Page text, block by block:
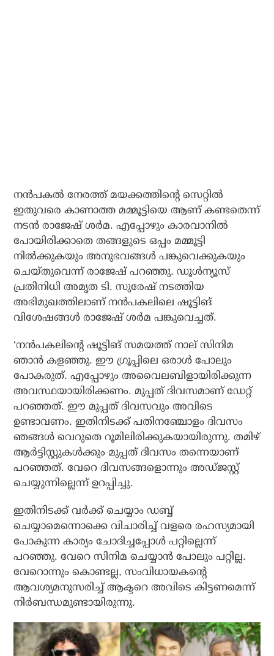
നന്‍പകല്‍ നേരത്ത് മയക്കത്തിന്റെ സെറ്റില്‍
ഇതുവരെ കാണാത്ത മമ്മൂട്ടിയെ ആണ് കണ്ടതെന്ന്
നടന്‍ രാജേഷ് ശര്‍മ. എപ്പോഴും കാരവാനില്‍
പോയിരിക്കാതെ തങ്ങളുടെ ഒപ്പം മമ്മൂട്ടി
നില്‍ക്കുകയും അനുഭവങ്ങള്‍ പങ്കുവെക്കുകയും
ചെയ്തുവെന്ന് രാജേഷ് പറഞ്ഞു. ഡൂള്‍ന്യൂസ്
പ്രതിനിധി അമൃത ടി. സുരേഷ് നടത്തിയ
അഭിമുഖത്തിലാണ് നന്‍പകലിലെ ഷൂട്ടിങ്
വിശേഷങ്ങള്‍ രാജേഷ് ശര്‍മ പങ്കുവെച്ചത്.
‘നന്‍പകലിന്റെ ഷൂട്ടിങ് സമയത്ത് നാല് സിനിമ
ഞാന്‍ കളഞ്ഞു. ഈ ഗ്രൂപ്പിലെ ഒരാള്‍ പോലും
പോകരുത്. എപ്പോഴും അവൈലബിളായിരിക്കുന്ന
അവസ്ഥയായിരിക്കണം. മുപ്പത് ദിവസമാണ് ഡേറ്റ്
പറഞ്ഞത്. ഈ മുപ്പത് ദിവസവും അവിടെ
ഉണ്ടാവണം. ഇതിനിടക്ക് പതിനഞ്ചോളം ദിവസം
ഞങ്ങള്‍ വെറുതെ റൂമിലിരിക്കുകയായിരുന്നു. തമിഴ്
ആര്‍ട്ടിസ്റ്റുകള്‍ക്കും മുപ്പത് ദിവസം തന്നെയാണ്
പറഞ്ഞത്. വേറെ ദിവസങ്ങളൊന്നും അഡ്ജസ്റ്റ്
ചെയ്യുന്നില്ലെന്ന് ഉറപ്പിച്ചു.
ഇതിനിടക്ക് വര്‍ക്ക് ചെയ്യാം ഡബ്ബ്
ചെയ്യാമെന്നൊക്കെ വിചാരിച്ച് വളരെ രഹസ്യമായി
പോകുന്ന കാര്യം ചോദിച്ചപ്പോള്‍ പറ്റില്ലെന്ന്
പറഞ്ഞു. വേറെ സിനിമ ചെയ്യാന്‍ പോലും പറ്റില്ല.
വേറൊന്നും കൊണ്ടല്ല, സംവിധായകന്റെ
ആവശ്യമനുസരിച്ച് ആക്ടറെ അവിടെ കിട്ടണമെന്ന്
നിര്‍ബന്ധമുണ്ടായിരുന്നു.